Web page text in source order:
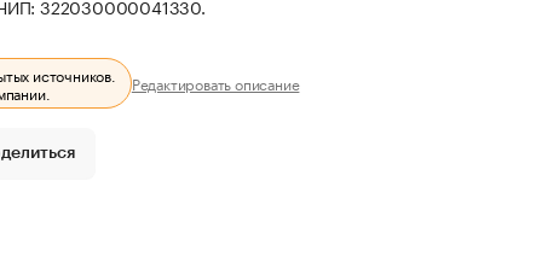
322030000041330.
источников.
Редактировать описание